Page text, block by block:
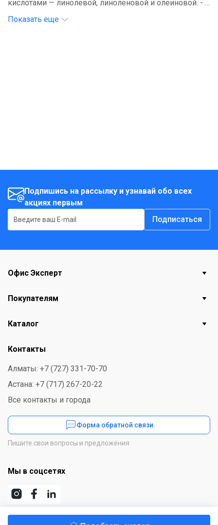
кислотами — линолевой, линоленовой и олеиновой. - В
них очень много незаменимых аминокислот, а белок
Показать еще
Подпишись на рассылку и узнавай обо всех
акциях первым
Подписаться
Офис Эксперт
Покупателям
Каталог
Контакты
Алматы: +7 (727) 331-70-70
Астана: +7 (717) 267-20-22
Все контакты и города
Форма обратной связи
Пишите свои вопросы и предложения
Мы в соцсетях